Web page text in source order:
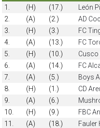
1.
(H) (17.) León
2.
(A) (2.) AD
3.
(H) (3.) FC
4.
(A) (13.) FC
5.
(H) (10.) Cusco
6.
(A) (14.) FC
7.
(A) (5.) Boys
8.
(H) (1.) CD
9.
(A) (6.)
10.
(H) (9.) FBC
11.
(A) (18.) Fauler